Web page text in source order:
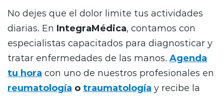
No dejes que el dolor limite tus actividades
diarias. En IntegraMédica, contamos con
especialistas capacitados para diagnosticar y
tratar enfermedades de las manos. Agenda
tu hora con uno de nuestros profesionales en
reumatología o traumatología y recibe la